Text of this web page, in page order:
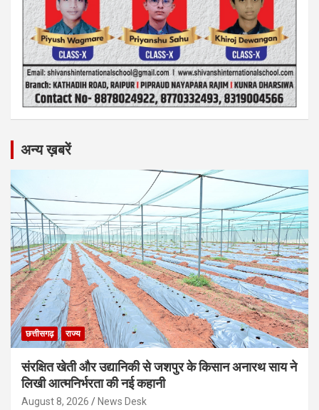
अन्य ख़बरें
छत्तीसगढ़ राज्य
संरक्षित खेती और उद्यानिकी से जशपुर के किसान अनारथ साय ने
लिखी आत्मनिर्भरता की नई कहानी
August 8, 2026 News Desk